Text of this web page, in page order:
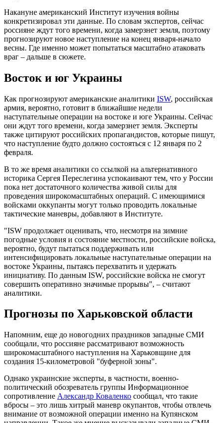
Накануне американский Институт изучения войны
конкретизировал эти данные. По словам экспертов, сейчас
россияне ждут того времени, когда замерзнет земля, поэтому
прогнозируют новое наступление на конец января-начало
весны. Где именно может попытаться масштабно атаковать
враг – дальше в сюжете.
Восток и юг Украины
Как прогнозируют американские аналитики ISW, российская
армия, вероятно, готовит в ближайшие недели
наступательные операции на востоке и юге Украины. Сейчас
они ждут того времени, когда замерзнет земля. Эксперты
также цитируют российских пропагандистов, которые пишут,
что наступление будто должно состояться с 12 января по 2
февраля.
В то же время аналитики со ссылкой на альтернативного
историка Сергея Переслегина успокаивают тем, что у России
пока нет достаточного количества живой силы для
проведения широкомасштабных операций. С имеющимися
войсками оккупанты могут только проводить локальные
тактические маневры, добавляют в Институте.
"ISW продолжает оценивать, что, несмотря на зимние
погодные условия и состояние местности, российские войска,
вероятно, будут пытаться поддерживать или
интенсифицировать локальные наступательные операции на
востоке Украины, пытаясь перехватить и удержать
инициативу. По данным ISW, российские войска не смогут
совершить оперативно значимые прорывы", – считают
аналитики.
Прогнозы по Харьковской области
Напомним, еще до новогодних праздников западные СМИ
сообщали, что россияне рассматривают возможность
широкомасштабного наступления на Харьковщине для
создания 15-километровой "буферной зоны".
Однако украинские эксперты, в частности, военно-
политический обозреватель группы Информационное
сопротивление Александр Коваленко сообщал, что такие
вбросы – это лишь хитрый маневр окупантов, чтобы отвлечь
внимание от возможной операции именно на Купянском